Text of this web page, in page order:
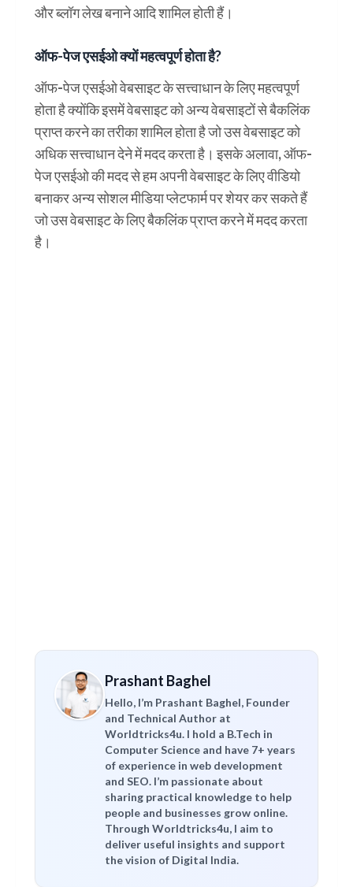
और ब्लॉग लेख बनाने आदि शामिल होती हैं।
ऑफ-पेज एसईओ क्यों महत्वपूर्ण होता है?
ऑफ-पेज एसईओ वेबसाइट के सत्त्वाधान के लिए महत्वपूर्ण
होता है क्योंकि इसमें वेबसाइट को अन्य वेबसाइटों से बैकलिंक
प्राप्त करने का तरीका शामिल होता है जो उस वेबसाइट को
अधिक सत्त्वाधान देने में मदद करता है। इसके अलावा, ऑफ-
पेज एसईओ की मदद से हम अपनी वेबसाइट के लिए वीडियो
बनाकर अन्य सोशल मीडिया प्लेटफार्म पर शेयर कर सकते हैं
जो उस वेबसाइट के लिए बैकलिंक प्राप्त करने में मदद करता
है।
Prashant Baghel
Hello, I’m Prashant Baghel, Founder
and Technical Author at
Worldtricks4u. I hold a B.Tech in
Computer Science and have 7+ years
of experience in web development
and SEO. I’m passionate about
sharing practical knowledge to help
people and businesses grow online.
Through Worldtricks4u, I aim to
deliver useful insights and support
the vision of Digital India.